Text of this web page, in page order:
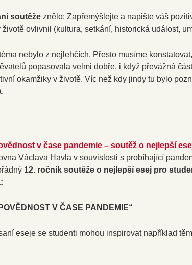
soutěže znělo: Zapřemýšlejte a napište váš
životě ovlivnil (kultura, setkání, historická událost,
nebylo z nejlehčích. Přesto musíme
popasovala velmi dobře, i když převážná
okamžiky v životě. Víc než kdy jindy tu bylo
v čase pandemie – soutěž o nejlepší
Václava Havla v souvislosti s probíhající
12. ročník soutěže o nejlepší esej pro
V ČASE PANDEMIE“
eseje se studenti mohou inspirovat například